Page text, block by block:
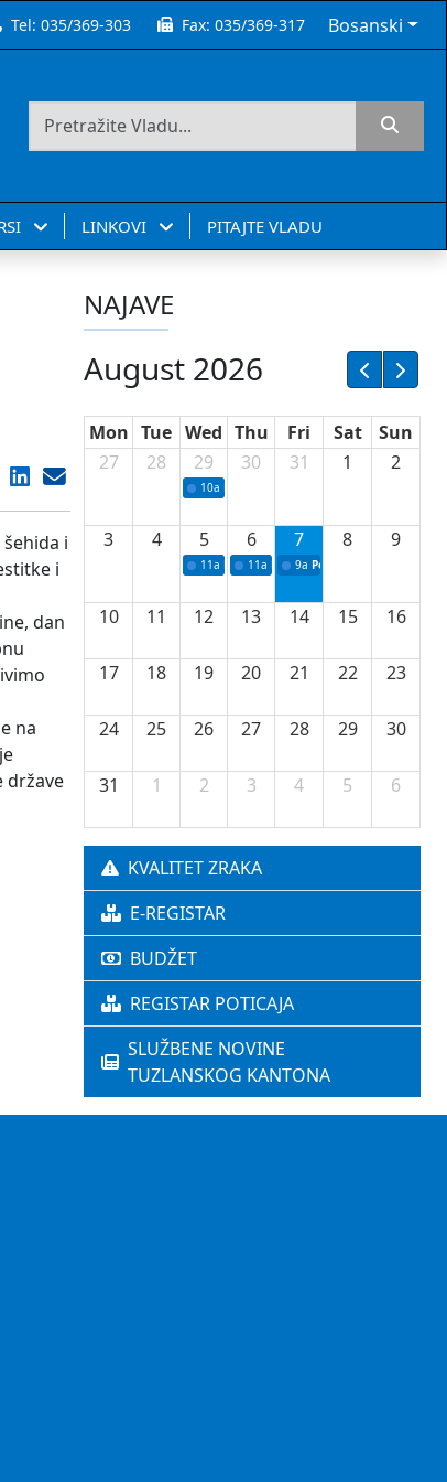
Tel:035/369-303 Fax:035/369-317 Bosanski
LINKOVI PITAJTE VLADU
i
i
dan
na
države
NAJAVE
August 2026
Mon Tue Wed Thu Fri Sat
Sun
27
28 29
10a Potpisivanje ugovora sa neprofitnim
30 31 1 2
3 4 5
11a Potpisivanje ugovora o stipendijama
6
11a Podrška razvoju vodne
7
9a Početak izgradnje nove
8 9
10 11 12 13 14 15 16
17 18 19 20 21 22 23
24 25 26 27 28 29 30
31 1 2 3 4 5 6
KVALITET ZRAKA
E-REGISTAR
BUDŽET
REGISTAR POTICAJA
SLUŽBENE NOVINE
TUZLANSKOG KANTONA